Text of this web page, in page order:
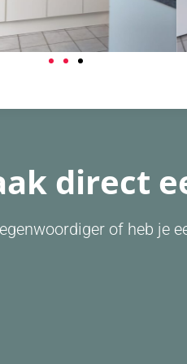
direct
of heb je